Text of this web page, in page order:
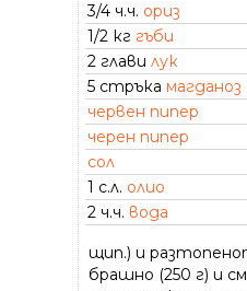
3/4 ч.ч. ориз
1/2 кг гъби
2 глави лук
5 стръка магданоз
червен пипер
черен пипер
сол
1 с.л. олио
2 ч.ч. вода
щип.) и
брашно (250 г) и